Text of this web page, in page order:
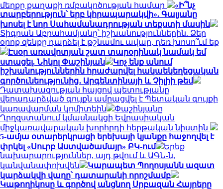
մեղքը քաղաքի ռմբակոծության համար
«Ի՞նչ
տարբերություն՝ երբ կհրապարակվի». Գալյանը
խոսել է նոր Սահամանադրության տեքստի մասին
Տիգրան Աբրահամյանը՝ իշխանություններին. Ձեր
օրոք զենքը դարձել է թշնամու ավար, դեռ խոսո՞ւմ եք
Էսօր առավոտյան շատ տարօրինակ նամակ եմ
ստացել. Նիկոլ Փաշինյան
Կոչ ենք անում
իշխանություններին հրաժարվել հակաեկեղեցական
գործունեությունից․ Արգենտինայի և Չիլիի թեմ
Դատախազության հայցով պետությանը
վերադարձված գույքն ամրացվել է Պետական գույքի
կառավարման կոմիտեին
Փաշինյանը
Ղրղզստանում կմասնակցի Եվրասիական
միջկառավարական խորհրդի հերթական նիստին
5-ամյա օտարերկրացի երեխայի կյանքը հաջողվել է
փրկել «Սուրբ Աստվածամայր» ԲԿ-ում
Երեք
նախարարություններ, այդ թվում և ԱԳՆ-ն,
կանվանափոխվեն
Կարապետ Պողոսյանն ազատ
կարձակվի վաղը՝ դատարանի որոշմամբ
Կաթողիկոսը և գործով անցնող Սրբազան Հայրերը